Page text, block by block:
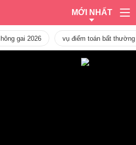
MỚI NHẤT
gai 2026 vụ điểm toán bất